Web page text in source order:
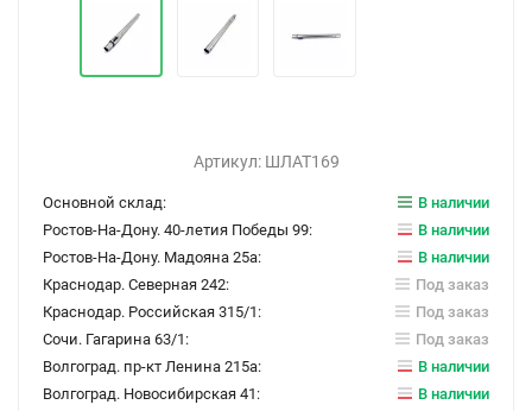
Артикул: ШЛАТ169
Основной склад:
В наличии
Ростов-На-Дону. 40-летия Победы 99:
В наличии
Ростов-На-Дону. Мадояна 25а:
В наличии
Краснодар. Северная 242:
Под заказ
Краснодар. Российская 315/1:
Под заказ
Сочи. Гагарина 63/1:
Под заказ
Волгоград. пр-кт Ленина 215а:
В наличии
Волгоград. Новосибирская 41:
В наличии